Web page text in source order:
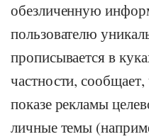
обезличенную
пользователю
прописывается в
частности,
показе рекламы
личные темы